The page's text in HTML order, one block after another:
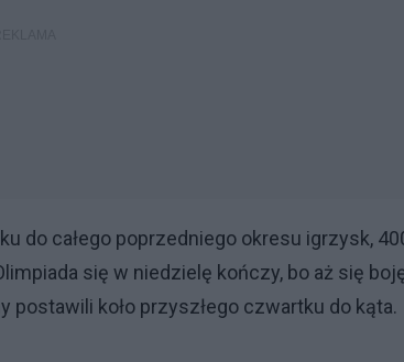
do całego poprzedniego okresu igrzysk,
się w niedzielę kończy, bo aż się
postawili koło przyszłego czwartku do kąta.